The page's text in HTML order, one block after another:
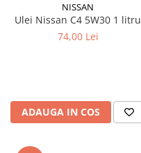
NISSAN
Ulei Nissan C4 5W30 1 litru
74,00 Lei
ADAUGA IN COS